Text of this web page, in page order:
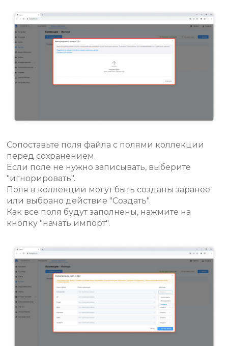
Сопоставьте поля файла с полями коллекции
перед сохранением.
Если поле не нужно записывать, выберите
"игнорировать".
Поля в коллекции могут быть созданы заранее
или выбрано действие "Создать".
Как все поля будут заполнены, нажмите на
кнопку "начать импорт".